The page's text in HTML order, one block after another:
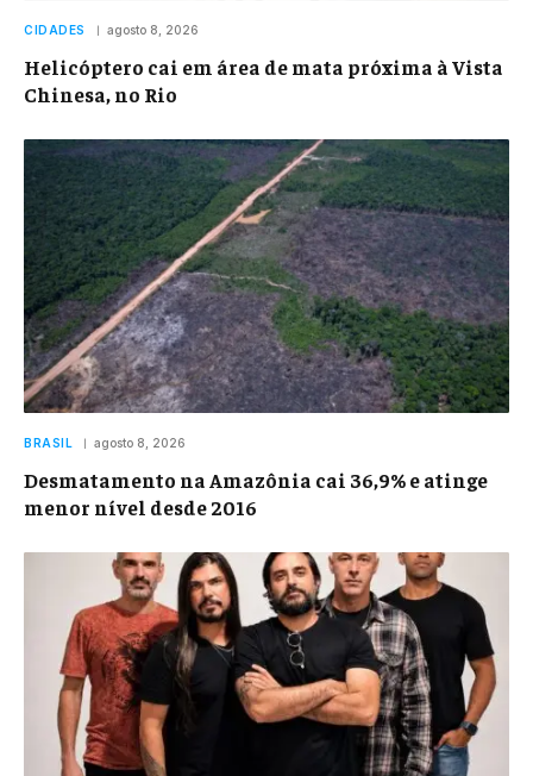
CIDADES agosto 8, 2026
Helicóptero cai em área de mata próxima à Vista
Chinesa, no Rio
BRASIL agosto 8, 2026
Desmatamento na Amazônia cai 36,9% e atinge
menor nível desde 2016